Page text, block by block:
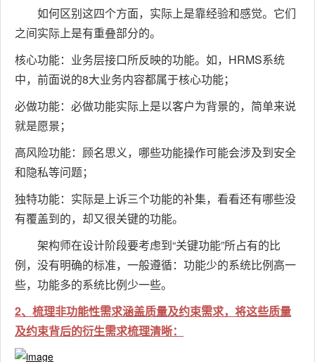
如何区别这四个方面，实际上是靠经验和感觉。它们
之间实际上是有重叠部分的。
核心功能：业务层接口所反映的功能。如，HRMS系统
中，前面说的8大业务内容都属于核心功能；
必做功能：必做功能实际上是以客户为背景的，简单来说
就是愿景；
高风险功能：顾名思义，哪些功能操作可能会涉及到安全
和隐私等问题；
独特功能：实际是上诉三个功能的补集，看看还有哪些没
有覆盖到的，却又很关键的功能。
架构师在设计阶段要考虑到“关键功能”所占有的比
例，没有明确的标准，一般遵循：功能少的系统比例高一
些，功能多的系统比例少一些。
2、梳理非功能性需求涵盖质量及约束需求，将这些质量
及约束背后的衍生需求梳理清晰：